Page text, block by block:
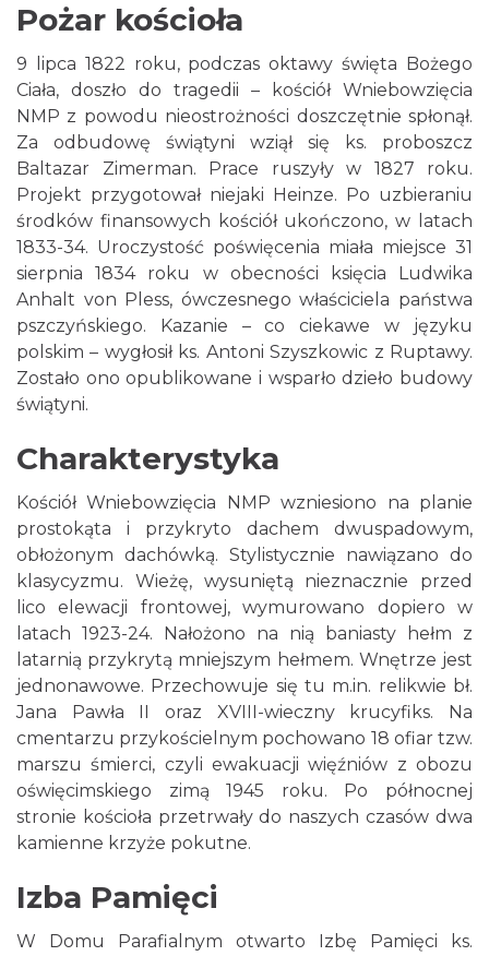
Pożar kościoła
9 lipca 1822 roku, podczas oktawy święta Bożego
Ciała, doszło do tragedii – kościół Wniebowzięcia
NMP z powodu nieostrożności doszczętnie spłonął.
Za odbudowę świątyni wziął się ks. proboszcz
Baltazar Zimerman. Prace ruszyły w 1827 roku.
Projekt przygotował niejaki Heinze. Po uzbieraniu
środków finansowych kościół ukończono, w latach
1833-34. Uroczystość poświęcenia miała miejsce 31
sierpnia 1834 roku w obecności księcia Ludwika
Anhalt von Pless, ówczesnego właściciela państwa
pszczyńskiego. Kazanie – co ciekawe w języku
polskim – wygłosił ks. Antoni Szyszkowic z Ruptawy.
Zostało ono opublikowane i wsparło dzieło budowy
świątyni.
Charakterystyka
Kościół Wniebowzięcia NMP wzniesiono na planie
prostokąta i przykryto dachem dwuspadowym,
obłożonym dachówką. Stylistycznie nawiązano do
klasycyzmu. Wieżę, wysuniętą nieznacznie przed
lico elewacji frontowej, wymurowano dopiero w
latach 1923-24. Nałożono na nią baniasty hełm z
latarnią przykrytą mniejszym hełmem. Wnętrze jest
jednonawowe. Przechowuje się tu m.in. relikwie bł.
Jana Pawła II oraz XVIII-wieczny krucyfiks. Na
cmentarzu przykościelnym pochowano 18 ofiar tzw.
marszu śmierci, czyli ewakuacji więźniów z obozu
oświęcimskiego zimą 1945 roku. Po północnej
stronie kościoła przetrwały do naszych czasów dwa
kamienne krzyże pokutne.
Izba Pamięci
W Domu Parafialnym otwarto Izbę Pamięci ks.